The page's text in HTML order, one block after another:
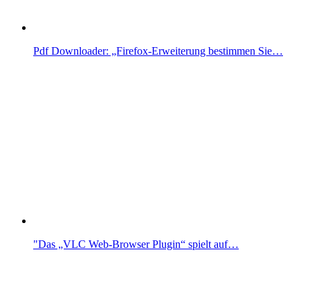
Pdf Downloader: „Firefox-Erweiterung bestimmen Sie…
"Das „VLC Web-Browser Plugin“ spielt auf…